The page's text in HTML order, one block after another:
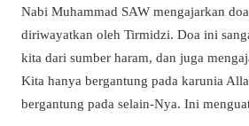
Nabi Muhammad SAW mengajarkan
diriwayatkan oleh Tirmidzi. Doa ini
kita dari sumber haram, dan juga
Kita hanya bergantung pada karunia
bergantung pada selain-Nya. Ini